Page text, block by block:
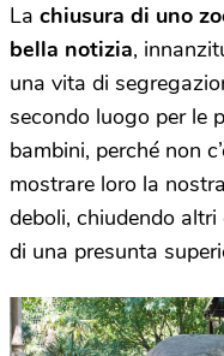
La chiusura di uno
bella notizia,
una vita di
secondo luogo per le
bambini, perché non
mostrare loro la
deboli, chiudendo
di una presunta